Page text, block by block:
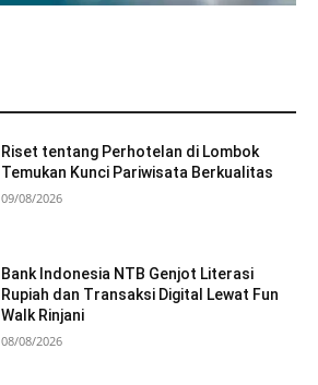
Riset tentang Perhotelan di Lombok
Temukan Kunci Pariwisata Berkualitas
09/08/2026
Bank Indonesia NTB Genjot Literasi
Rupiah dan Transaksi Digital Lewat Fun
Walk Rinjani
08/08/2026